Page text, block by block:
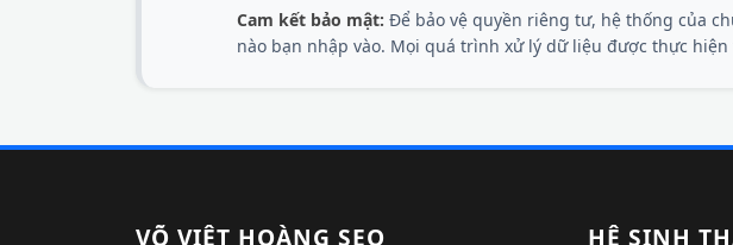
Cam kết bảo mật: Để bảo vệ quyền riêng tư, hệ thống của
nào bạn nhập vào. Mọi quá trình xử lý dữ liệu được thực
VÕ VIỆT HOÀNG SEO HỆ SINH